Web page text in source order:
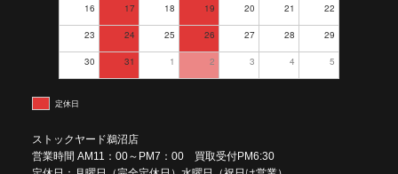
16 17 18 19 20 21 22
23 24 25 26 27 28 29
30 31 1 2 3 4 5
定休日
ストックヤード鵜沼店
営業時間 AM11：00～PM7：00 買取受付PM6:30